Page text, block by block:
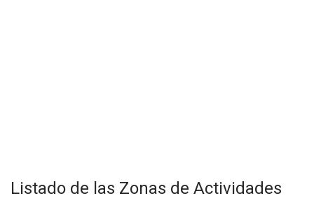
Listado de las Zonas de Actividades